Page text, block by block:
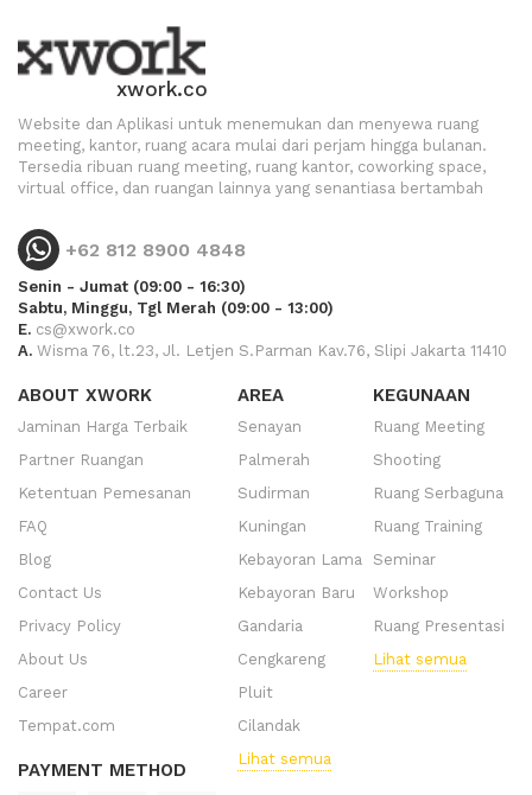
xwork.co
Website dan Aplikasi untuk menemukan dan menyewa ruang
meeting, kantor, ruang acara mulai dari perjam hingga bulanan.
Tersedia ribuan ruang meeting, ruang kantor, coworking space,
virtual office, dan ruangan lainnya yang senantiasa bertambah
+62 812 8900 4848
Senin - Jumat (09:00 - 16:30)
Sabtu, Minggu, Tgl Merah (09:00 - 13:00)
E. cs@xwork.co
A. Wisma 76, lt.23, Jl. Letjen S.Parman Kav.76, Slipi Jakarta 11410
ABOUT XWORK
Jaminan Harga Terbaik
Partner Ruangan
Ketentuan Pemesanan
FAQ
Blog
Contact Us
Privacy Policy
About Us
Career
Tempat.com
PAYMENT METHOD
AREA
Senayan
Palmerah
Sudirman
Kuningan
Kebayoran Lama
Kebayoran Baru
Gandaria
Cengkareng
Pluit
Cilandak
Lihat semua
KEGUNAAN
Ruang Meeting
Shooting
Ruang Serbaguna
Ruang Training
Seminar
Workshop
Ruang Presentasi
Lihat semua